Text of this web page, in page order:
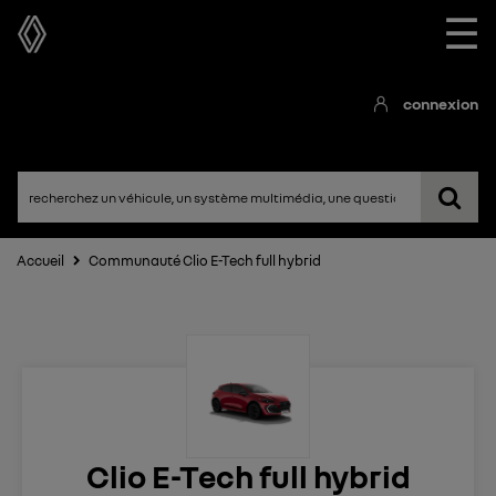
☰
connexion
Accueil Communauté Clio E-Tech full hybrid
Clio E-Tech full hybrid